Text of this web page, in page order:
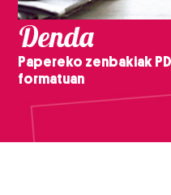
Denda
Papereko zenbakiak
formatuan